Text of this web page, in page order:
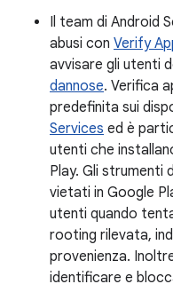
Il team di Android
abusi con Verify
avvisare gli utenti
dannose. Verifica
predefinita sui
Services ed è
utenti che
Play. Gli strumenti
vietati in Google
utenti quando
rooting rilevata,
provenienza.
identificare e